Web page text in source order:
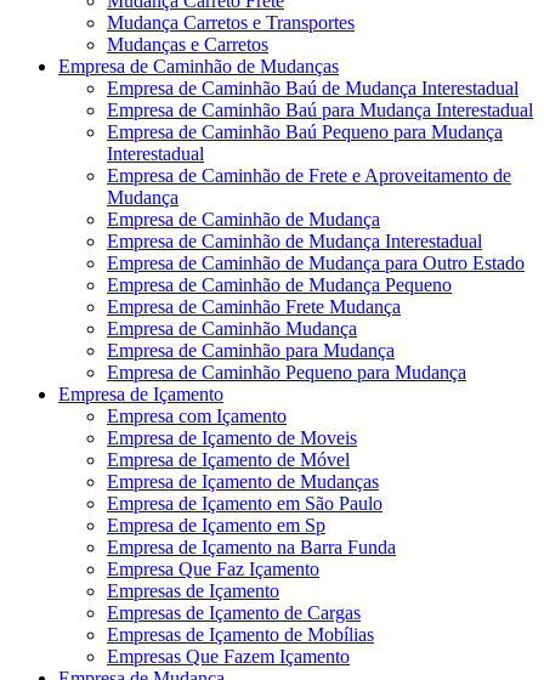
Mudança Carretos e Transportes
Mudanças e Carretos
Empresa de Caminhão de Mudanças
Empresa de Caminhão Baú de Mudança Interestadual
Empresa de Caminhão Baú para Mudança Interestadual
Empresa de Caminhão Baú Pequeno para Mudança
Interestadual
Empresa de Caminhão de Frete e Aproveitamento de
Mudança
Empresa de Caminhão de Mudança
Empresa de Caminhão de Mudança Interestadual
Empresa de Caminhão de Mudança para Outro Estado
Empresa de Caminhão de Mudança Pequeno
Empresa de Caminhão Frete Mudança
Empresa de Caminhão Mudança
Empresa de Caminhão para Mudança
Empresa de Caminhão Pequeno para Mudança
Empresa de Içamento
Empresa com Içamento
Empresa de Içamento de Moveis
Empresa de Içamento de Móvel
Empresa de Içamento de Mudanças
Empresa de Içamento em São Paulo
Empresa de Içamento em Sp
Empresa de Içamento na Barra Funda
Empresa Que Faz Içamento
Empresas de Içamento
Empresas de Içamento de Cargas
Empresas de Içamento de Mobílias
Empresas Que Fazem Içamento